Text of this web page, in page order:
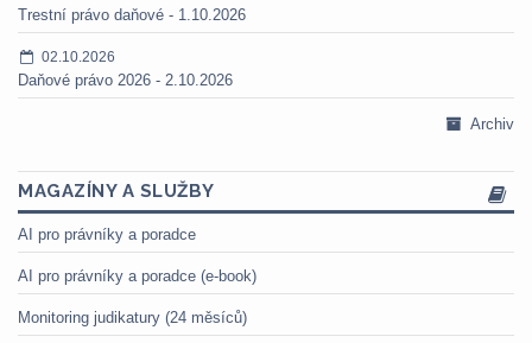
Trestní právo daňové - 1.10.2026
02.10.2026
Daňové právo 2026 - 2.10.2026
Archiv
MAGAZÍNY A SLUŽBY
AI pro právníky a poradce
AI pro právníky a poradce (e-book)
Monitoring judikatury (24 měsíců)